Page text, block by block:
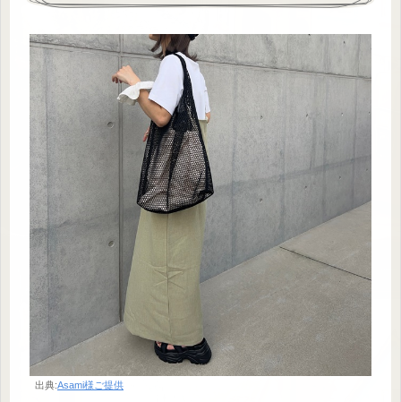
出典:Asami様ご提供